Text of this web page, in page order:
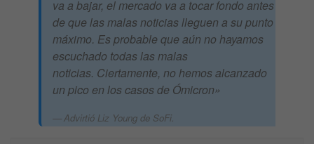
va a bajar, el mercado va a tocar fondo antes
de que las malas noticias lleguen a su punto
máximo. Es probable que aún no hayamos
escuchado todas las malas
noticias. Ciertamente, no hemos alcanzado
un pico en los casos de Ómicron»
Advirtió Liz Young de SoFi.